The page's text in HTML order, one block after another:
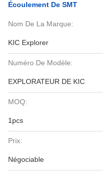
Écoulement De SMT
Nom De La Marque:
KIC Explorer
Numéro De Modèle:
EXPLORATEUR DE KIC
MOQ:
1pcs
Prix:
Négociable